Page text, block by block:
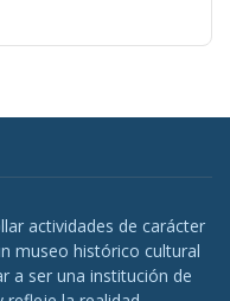
actividades de carácter
museo histórico cultural
a ser una institución de